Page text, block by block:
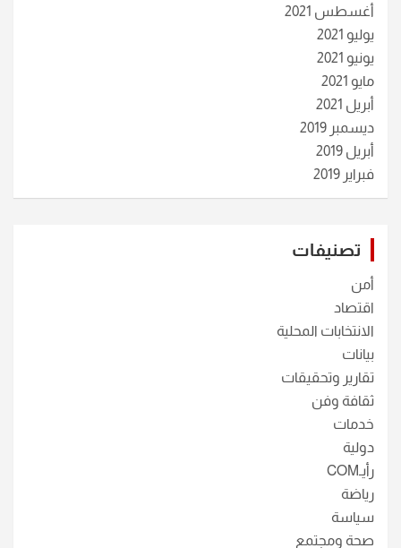
أغسطس 2021
يوليو 2021
يونيو 2021
مايو 2021
أبريل 2021
ديسمبر 2019
أبريل 2019
فبراير 2019
تصنيفات
أمن
اقتصاد
الانتخابات المحلية
بيانات
تقارير وتحقيقات
ثقافة وفن
خدمات
دولية
رأيـCOM
رياضة
سياسة
صحة ومجتمع